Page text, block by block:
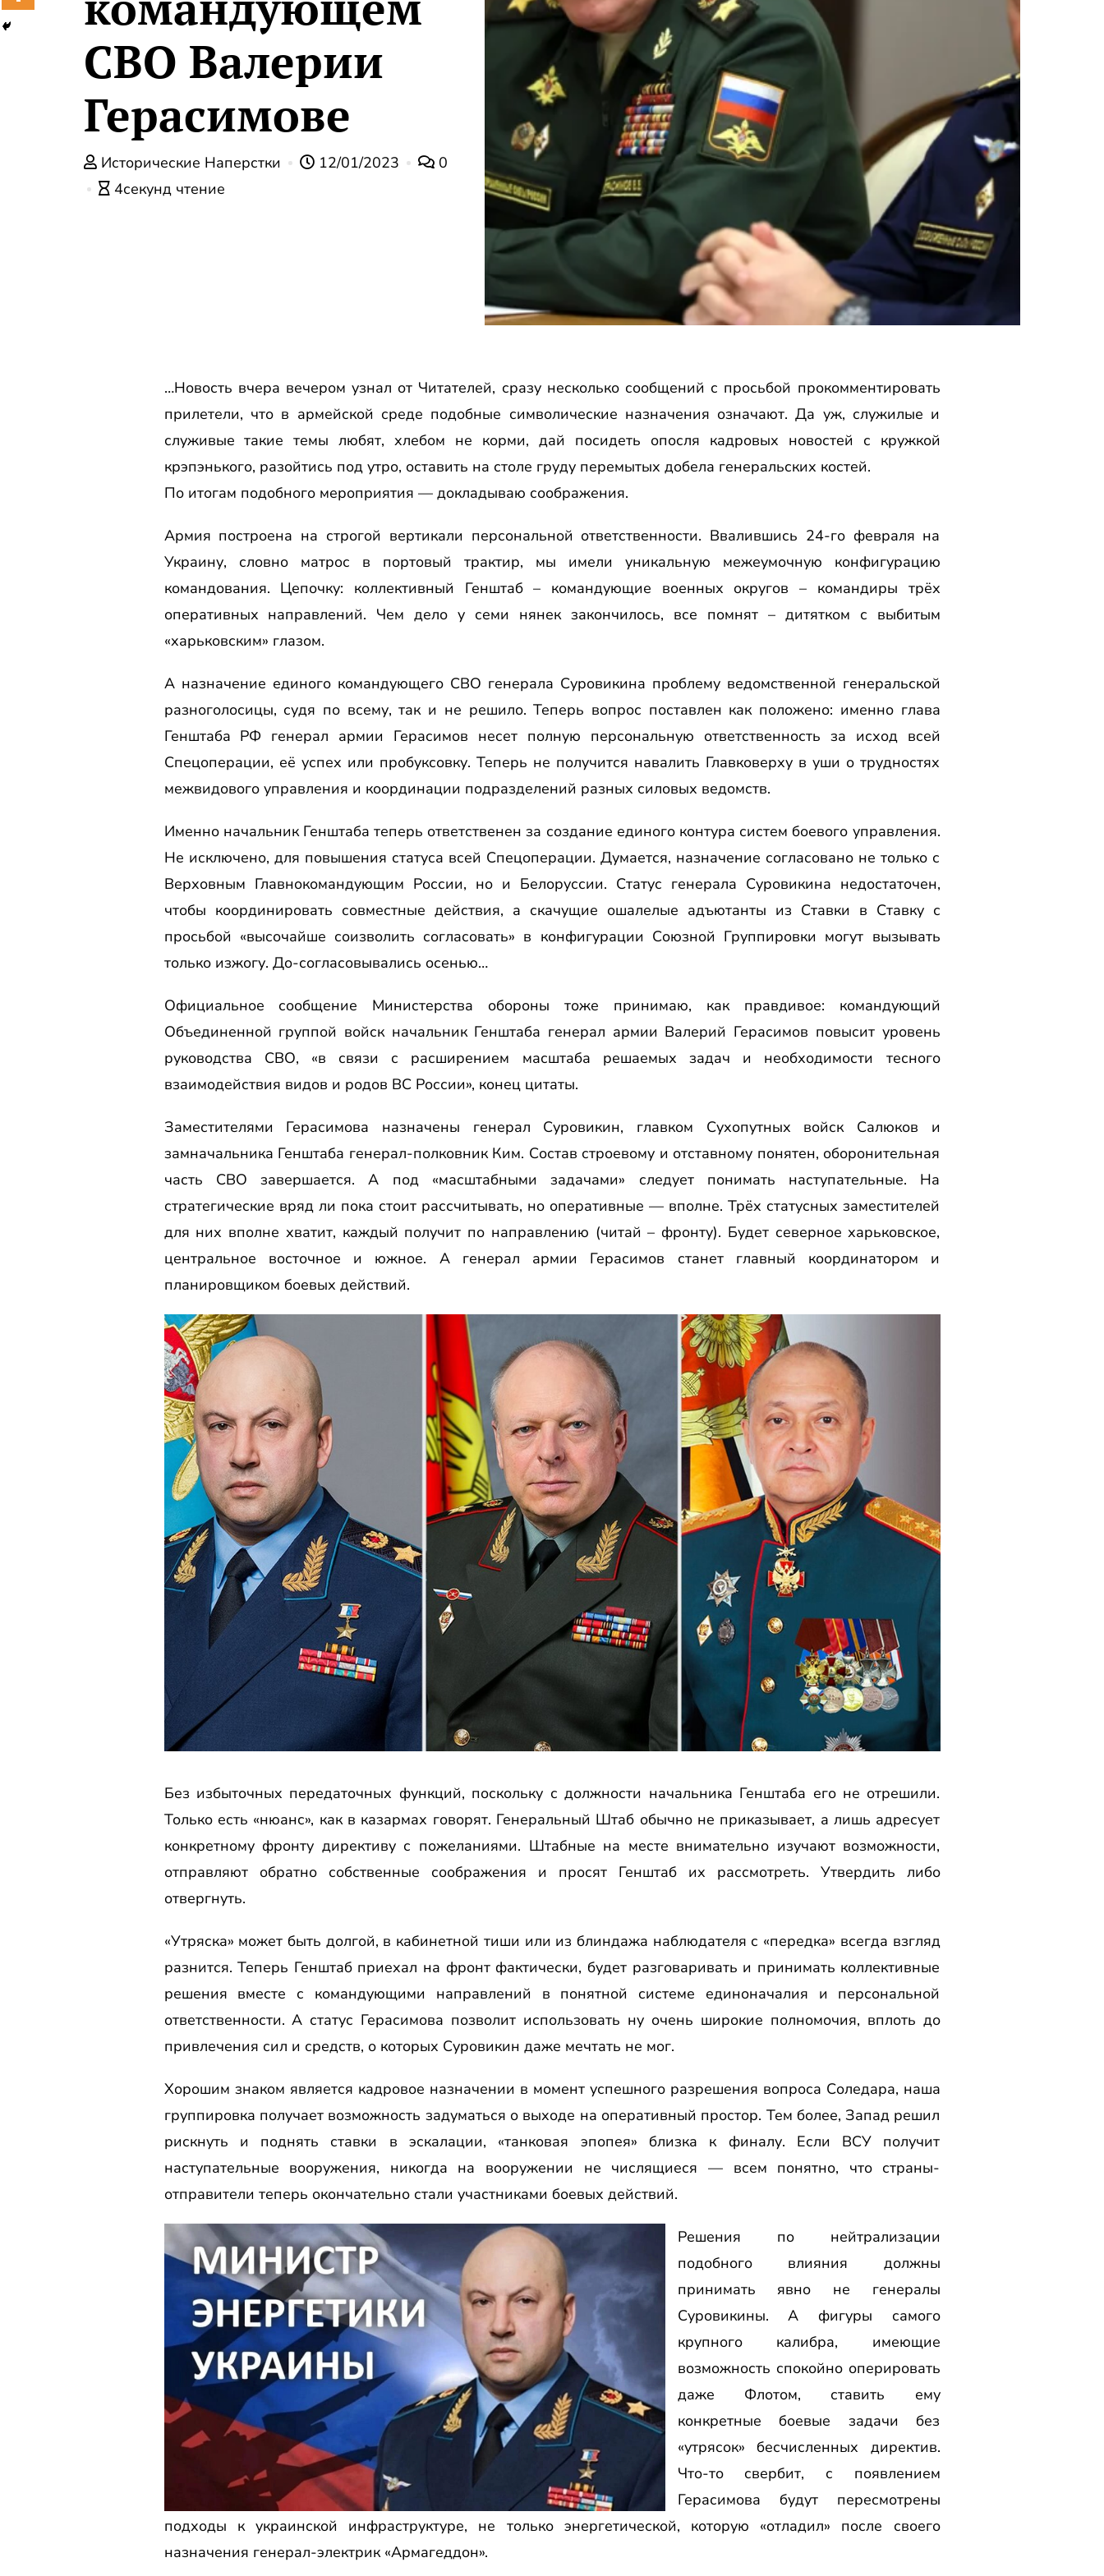
СВО Валерии
Герасимове
Исторические Наперстки 12/01/2023
0
4секунд чтение
…Новость вчера вечером узнал от Читателей, сразу несколько сообщений с просьбой прокомментировать
прилетели, что в армейской среде подобные символические назначения означают. Да уж, служилые и
служивые такие темы любят, хлебом не корми, дай посидеть опосля кадровых новостей с кружкой
крэпэнького, разойтись под утро, оставить на столе груду перемытых добела генеральских костей.
По итогам подобного мероприятия — докладываю соображения.
Армия построена на строгой вертикали персональной ответственности. Ввалившись 24-го февраля на
Украину, словно матрос в портовый трактир, мы имели уникальную межеумочную конфигурацию
командования. Цепочку: коллективный Генштаб – командующие военных округов – командиры трёх
оперативных направлений. Чем дело у семи нянек закончилось, все помнят – дитятком с выбитым
«харьковским» глазом.
А назначение единого командующего СВО генерала Суровикина проблему ведомственной генеральской
разноголосицы, судя по всему, так и не решило. Теперь вопрос поставлен как положено: именно глава
Генштаба РФ генерал армии Герасимов несет полную персональную ответственность за исход всей
Спецоперации, её успех или пробуксовку. Теперь не получится навалить Главковерху в уши о трудностях
межвидового управления и координации подразделений разных силовых ведомств.
Именно начальник Генштаба теперь ответственен за создание единого контура систем боевого управления.
Не исключено, для повышения статуса всей Спецоперации. Думается, назначение согласовано не только с
Верховным Главнокомандующим России, но и Белоруссии. Статус генерала Суровикина недостаточен,
чтобы координировать совместные действия, а скачущие ошалелые адъютанты из Ставки в Ставку с
просьбой «высочайше соизволить согласовать» в конфигурации Союзной Группировки могут вызывать
только изжогу. До-согласовывались осенью…
Официальное сообщение Министерства обороны тоже принимаю, как правдивое: командующий
Объединенной группой войск начальник Генштаба генерал армии Валерий Герасимов повысит уровень
руководства СВО, «в связи с расширением масштаба решаемых задач и необходимости тесного
взаимодействия видов и родов ВС России», конец цитаты.
Заместителями Герасимова назначены генерал Суровикин, главком Сухопутных войск Салюков и
замначальника Генштаба генерал-полковник Ким. Состав строевому и отставному понятен, оборонительная
часть СВО завершается. А под «масштабными задачами» следует понимать наступательные. На
стратегические вряд ли пока стоит рассчитывать, но оперативные — вполне. Трёх статусных заместителей
для них вполне хватит, каждый получит по направлению (читай – фронту). Будет северное харьковское,
центральное восточное и южное. А генерал армии Герасимов станет главный координатором и
планировщиком боевых действий.
Без избыточных передаточных функций, поскольку с должности начальника Генштаба его не отрешили.
Только есть «нюанс», как в казармах говорят. Генеральный Штаб обычно не приказывает, а лишь адресует
конкретному фронту директиву с пожеланиями. Штабные на месте внимательно изучают возможности,
отправляют обратно собственные соображения и просят Генштаб их рассмотреть. Утвердить либо
отвергнуть.
«Утряска» может быть долгой, в кабинетной тиши или из блиндажа наблюдателя с «передка» всегда взгляд
разнится. Теперь Генштаб приехал на фронт фактически, будет разговаривать и принимать коллективные
решения вместе с командующими направлений в понятной системе единоначалия и персональной
ответственности. А статус Герасимова позволит использовать ну очень широкие полномочия, вплоть до
привлечения сил и средств, о которых Суровикин даже мечтать не мог.
Хорошим знаком является кадровое назначении в момент успешного разрешения вопроса Соледара, наша
группировка получает возможность задуматься о выходе на оперативный простор. Тем более, Запад решил
рискнуть и поднять ставки в эскалации, «танковая эпопея» близка к финалу. Если ВСУ получит
наступательные вооружения, никогда на вооружении не числящиеся — всем понятно, что страны-
отправители теперь окончательно стали участниками боевых действий.
Решения по нейтрализации
подобного влияния должны
принимать явно не генералы
Суровикины. А фигуры самого
крупного калибра, имеющие
возможность спокойно оперировать
даже Флотом, ставить ему
конкретные боевые задачи без
«утрясок» бесчисленных директив.
Что-то свербит, с появлением
Герасимова будут пересмотрены
подходы к украинской инфраструктуре, не только энергетической, которую «отладил» после своего
назначения генерал-электрик «Армагеддон».